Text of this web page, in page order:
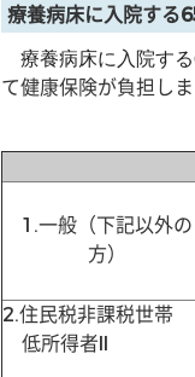
療養病床に入院する
療養病床に入院する
て健康保険が負担しま
1.一般（下記以外の
方）
2.住民税非課税世帯
低所得者II